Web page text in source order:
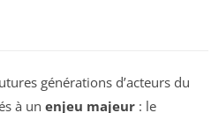
générations d’acteurs du
à un enjeu majeur : le